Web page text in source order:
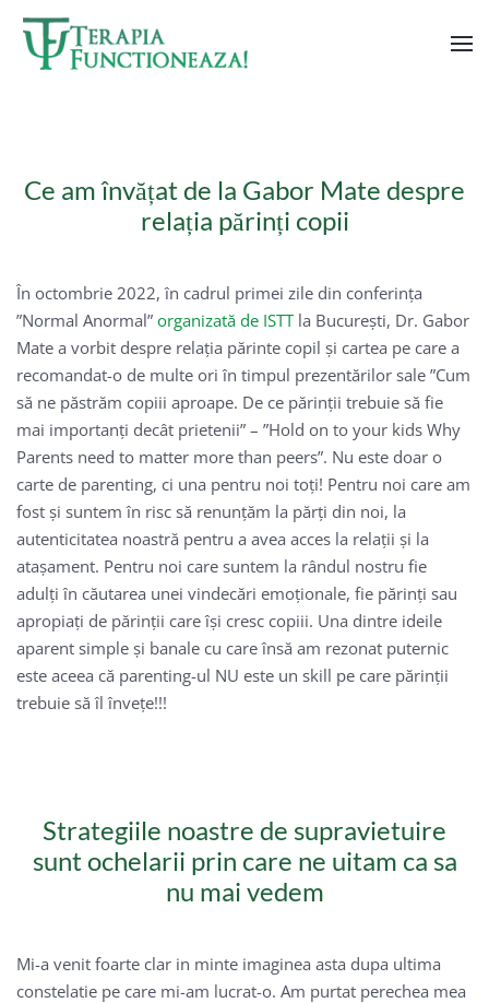
Skip to main content
Ce am învățat de la Gabor Mate despre
relația părinți copii
În octombrie 2022, în cadrul primei zile din conferința
”Normal Anormal” organizată de ISTTla București, Dr. Gabor
Mate a vorbit despre relația părinte copil și cartea pe care a
recomandat-o de multe ori în timpul prezentărilor sale ”Cum
să ne păstrăm copiii aproape. De ce părinții trebuie să fie
mai importanți decât prietenii” – ”Hold on to your kids Why
Parents need to matter more than peers”. Nu este doar o
carte de parenting, ci una pentru noi toți! Pentru noi care am
fost și suntem în risc să renunțăm la părți din noi, la
autenticitatea noastră pentru a avea acces la relații și la
atașament. Pentru noi care suntem la rândul nostru fie
adulți în căutarea unei vindecări emoționale, fie părinți sau
apropiați de părinții care își cresc copiii. Una dintre ideile
aparent simple și banale cu care însă am rezonat puternic
este aceea că parenting-ul NU este un skill pe care părinții
trebuie să îl învețe!!!
Strategiile noastre de supravietuire
sunt ochelarii prin care ne uitam ca sa
nu mai vedem
Mi-a venit foarte clar in minte imaginea asta dupa ultima
constelatie pe care mi-am lucrat-o. Am purtat perechea mea